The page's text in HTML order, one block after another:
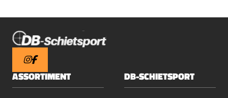
ASSORTIMENT DB-SCHIETSPORT